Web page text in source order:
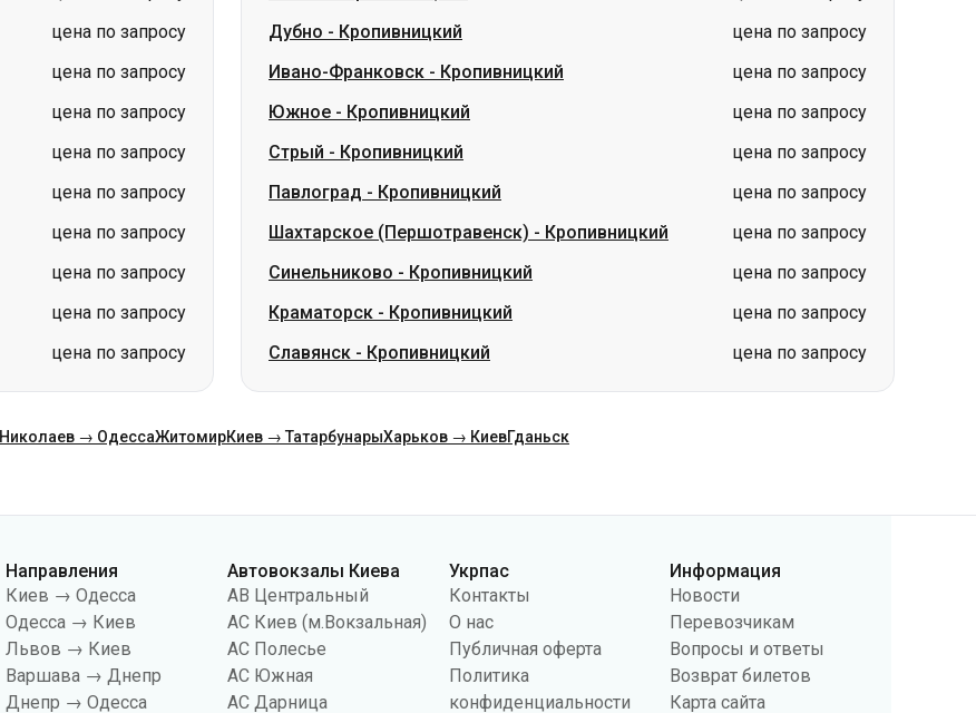
цена по запросу
цена по запросу
цена по запросу
цена по запросу
цена по запросу
цена по запросу
цена по запросу
цена по запросу
цена по запросу
Дубно - Кропивницкий
цена по запросу
Ивано-Франковск - Кропивницкий
цена по запросу
Южное - Кропивницкий
цена по запросу
Стрый - Кропивницкий
цена по запросу
Павлоград - Кропивницкий
цена по запросу
Шахтарское (Першотравенск) - Кропивницкий
цена по запросу
Синельниково - Кропивницкий
цена по запросу
Краматорск - Кропивницкий
цена по запросу
Славянск - Кропивницкий цена по запросу
Николаев → ОдессаЖитомирКиев → ТатарбунарыХарьков → КиевГданьск
Направления
Киев → Одесса
Одесса → Киев
Львов → Киев
Варшава → Днепр
Днепр → Одесса
Автовокзалы Киева
АВ Центральный
АС Киев (м.Вокзальная)
АС Полесье
АС Южная
АС Дарница
Укрпас
Контакты
О нас
Публичная оферта
Политика
конфиденциальности
Информация
Новости
Перевозчикам
Вопросы и ответы
Возврат билетов
Карта сайта